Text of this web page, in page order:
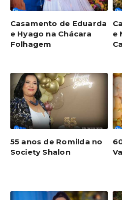
Casamento de Eduarda
e Hyago na Chácara
Folhagem
e
55 anos de Romilda no
Society Shalon